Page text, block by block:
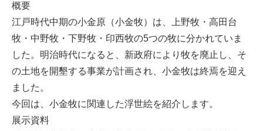
概要
江戸時代中期の小金原（小金牧）は、上野牧・高田台
牧・中野牧・下野牧・印西牧の5つの牧に分かれていま
した。明治時代になると、新政府により牧を廃止し、そ
の土地を開墾する事業が計画され、小金牧は終焉を迎え
ました。
今回は、小金牧に関連した浮世絵を紹介します。
展示資料